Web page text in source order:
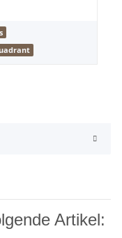
Artikel: